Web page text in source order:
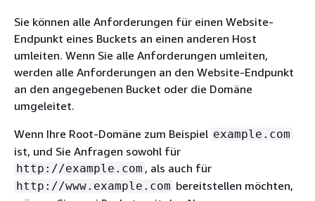
Sie können alle Anforderungen für einen Website-
Endpunkt eines Buckets an einen anderen Host
umleiten. Wenn Sie alle Anforderungen umleiten,
werden alle Anforderungen an den Website-Endpunkt
an den angegebenen Bucket oder die Domäne
umgeleitet.
Wenn Ihre Root-Domäne zum Beispiel example.com
ist, und Sie Anfragen sowohl für
http://example.com , als auch für
http://www.example.com bereitstellen möchten,